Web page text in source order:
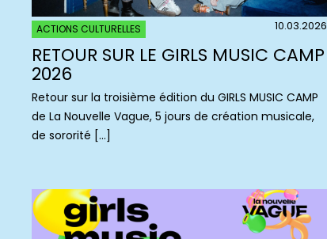
ACTIONS CULTURELLES 10.03.2026
RETOUR SUR LE GIRLS MUSIC CAMP
2026
Retour sur la troisième édition du GIRLS MUSIC CAMP
de La Nouvelle Vague, 5 jours de création musicale,
de sororité […]